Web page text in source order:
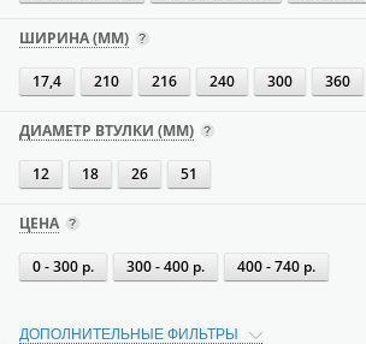
ШИРИНА (ММ)
17,4 210 216 240 300 360
ДИАМЕТР ВТУЛКИ (ММ)
12 18 26 51
ЦЕНА
0 - 300 р. 300 - 400 р. 400 - 740 р.
ДОПОЛНИТЕЛЬНЫЕ ФИЛЬТРЫ